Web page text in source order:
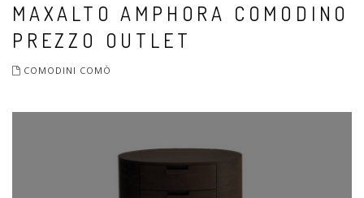
MAXALTO AMPHORA COMODINO
PREZZO OUTLET
COMODINI COMÒ